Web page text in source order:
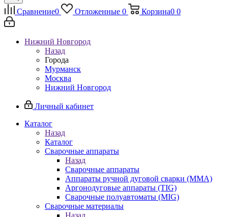
Сравнение0 Отложенные 0 Корзина0 0
Нижний Новгород
Назад
Города
Мурманск
Москва
Нижний Новгород
Личный кабинет
Каталог
Назад
Каталог
Сварочные аппараты
Назад
Сварочные аппараты
Аппараты ручной дуговой сварки (MMA)
Аргонодуговые аппараты (TIG)
Сварочные полуавтоматы (MIG)
Сварочные материалы
Назад